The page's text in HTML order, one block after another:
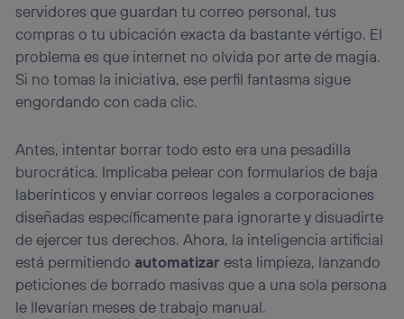
servidores que guardan tu correo personal, tus
compras o tu ubicación exacta da bastante vértigo. El
problema es que internet no olvida por arte de magia.
Si no tomas la iniciativa, ese perfil fantasma sigue
engordando con cada clic.
Antes, intentar borrar todo esto era una pesadilla
burocrática. Implicaba pelear con formularios de baja
laberínticos y enviar correos legales a corporaciones
diseñadas específicamente para ignorarte y disuadirte
de ejercer tus derechos. Ahora, la inteligencia artificial
está permitiendo automatizaresta limpieza, lanzando
peticiones de borrado masivas que a una sola persona
le llevarían meses de trabajo manual.